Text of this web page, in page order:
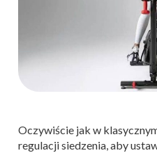
Oczywiście jak w
regulacji siedzenia, aby